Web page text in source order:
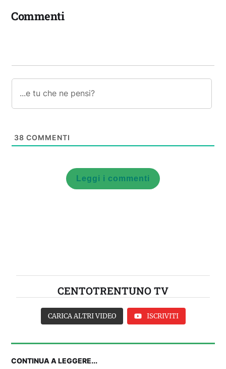
Commenti
38 COMMENTI
Leggi i commenti
CENTOTRENTUNO TV
CARICA ALTRI VIDEO ISCRIVITI
CONTINUA A LEGGERE...